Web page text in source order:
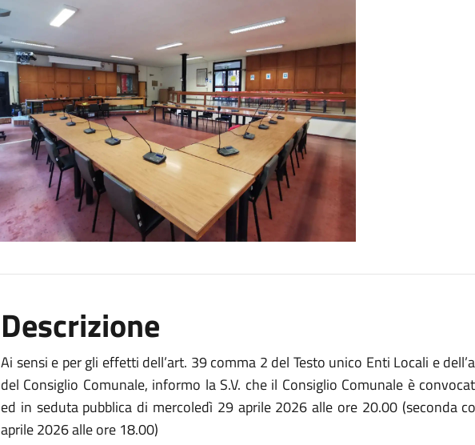
Descrizione
Ai sensi e per gli effetti dell’art. 39 comma 2 del Testo unico Enti Locali e
del Consiglio Comunale, informo la S.V. che il Consiglio Comunale è
ed in seduta pubblica di mercoledì 29 aprile 2026 alle ore 20.00 (seconda
aprile 2026 alle ore 18.00)